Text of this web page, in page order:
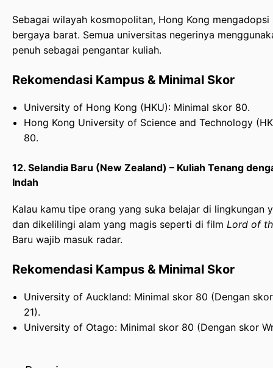
Sebagai wilayah kosmopolitan, Hong Kong
bergaya barat. Semua universitas negerinya
penuh sebagai pengantar kuliah.
Rekomendasi Kampus & Minimal Skor
University of Hong Kong (HKU): Minimal skor 80.
Hong Kong University of Science and Technology
80.
12. Selandia Baru (New Zealand) – Kuliah Tenang
Indah
Kalau kamu tipe orang yang suka belajar di lingkungan
dan dikelilingi alam yang magis seperti di film Lord of
Baru wajib masuk radar.
Rekomendasi Kampus & Minimal Skor
University of Auckland: Minimal skor 80 (Dengan
21).
University of Otago: Minimal skor 80 (Dengan skor